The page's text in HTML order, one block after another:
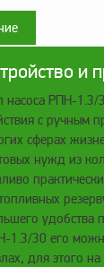
и
насоса РПН-
с ручным
сферах
нужд из
удобства
1.3/30 его
для этого